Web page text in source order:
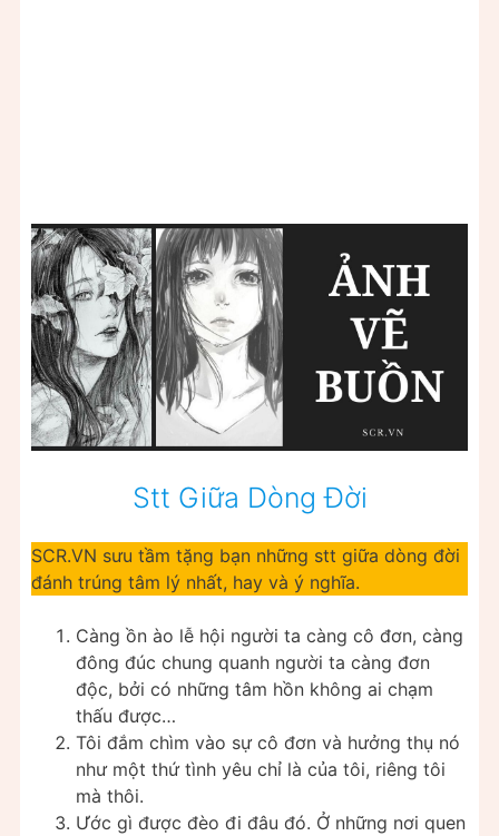
Stt Giữa Dòng Đời
SCR.VN sưu tầm tặng bạn những stt giữa dòng đời
đánh trúng tâm lý nhất, hay và ý nghĩa.
Càng ồn ào lễ hội người ta càng cô đơn, càng
đông đúc chung quanh người ta càng đơn
độc, bởi có những tâm hồn không ai chạm
thấu được…
Tôi đắm chìm vào sự cô đơn và hưởng thụ nó
như một thứ tình yêu chỉ là của tôi, riêng tôi
mà thôi.
Ước gì được đèo đi đâu đó. Ở những nơi quen